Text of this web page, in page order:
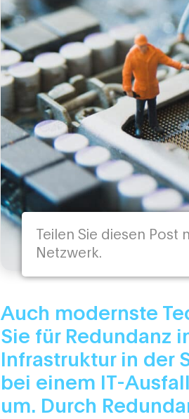
Teilen Sie diesen Post
Netzwerk.
Auch modernste
Sie für Redundanz
Infrastruktur in der
bei einem IT-
um. Durch